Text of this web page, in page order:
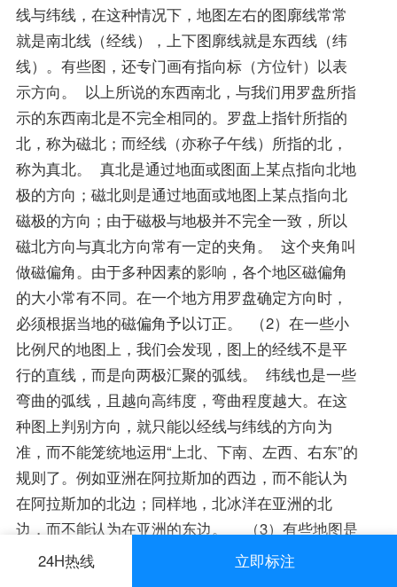
线与纬线，在这种情况下，地图左右的图廓线常常
就是南北线（经线），上下图廓线就是东西线（纬
线）。有些图，还专门画有指向标（方位针）以表
示方向。 以上所说的东西南北，与我们用罗盘所指
示的东西南北是不完全相同的。罗盘上指针所指的
北，称为磁北；而经线（亦称子午线）所指的北，
称为真北。 真北是通过地面或图面上某点指向北地
极的方向；磁北则是通过地面或地图上某点指向北
磁极的方向；由于磁极与地极并不完全一致，所以
磁北方向与真北方向常有一定的夹角。 这个夹角叫
做磁偏角。由于多种因素的影响，各个地区磁偏角
的大小常有不同。在一个地方用罗盘确定方向时，
必须根据当地的磁偏角予以订正。 （2）在一些小
比例尺的地图上，我们会发现，图上的经线不是平
行的直线，而是向两极汇聚的弧线。 纬线也是一些
弯曲的弧线，且越向高纬度，弯曲程度越大。在这
种图上判别方向，就只能以经线与纬线的方向为
准，而不能笼统地运用“上北、下南、左西、右东”的
规则了。例如亚洲在阿拉斯加的西边，而不能认为
在阿拉斯加的北边；同样地，北冰洋在亚洲的北
边，而不能认为在亚洲的东边。 （3）有些地图是
用指向标（方位针）表示方向的。指向标（方位
24H热线 立即标注